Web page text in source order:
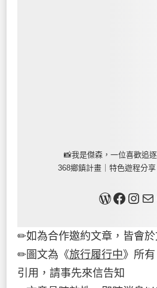
📸我是傑森，一位喜歡追
368鄉鎮計畫｜特色遊程分
關於我Facebook InstagramMail
✏如為合作邀約文章，皆會於
✏圖文為《旅行履行中》所
引用，請事先來信告知